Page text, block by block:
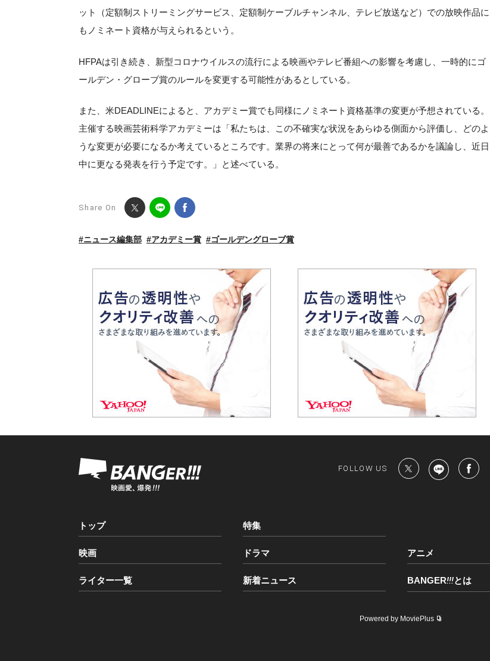
ット（定額制ストリーミングサービス、定額制ケーブルチャンネル、テレビ放送など）での放映作品に
もノミネート資格が与えられるという。
HFPAは引き続き、新型コロナウイルスの流行による映画やテレビ番組への影響を考慮し、一時的にゴ
ールデン・グローブ賞のルールを変更する可能性があるとしている。
また、米DEADLINEによると、アカデミー賞でも同様にノミネート資格基準の変更が予想されている。
主催する映画芸術科学アカデミーは「私たちは、この不確実な状況をあらゆる側面から評価し、どのよ
うな変更が必要になるか考えているところです。業界の将来にとって何が最善であるかを議論し、近日
中に更なる発表を行う予定です。」と述べている。
Share On
#ニュース編集部 #アカデミー賞 #ゴールデングローブ賞
FOLLOW US
トップ 特集
映画 ドラマ アニメ
ライター一覧 新着ニュース BANGER!!!とは
Powered by MoviePlus